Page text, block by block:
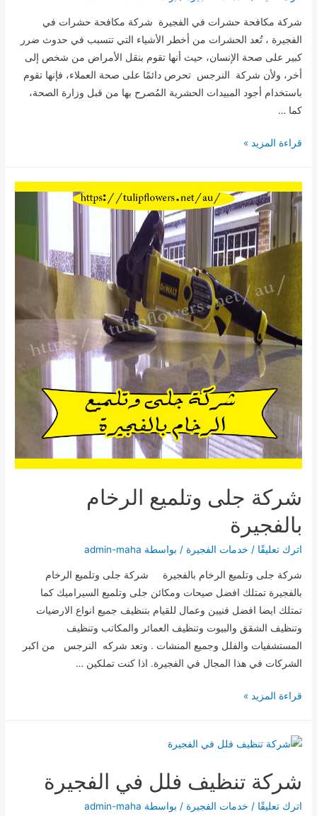
شركة مكافحة حشرات في الفجيرة شركة مكافحة حشرات في
الفجيرة ، تُعد الحشرات من أخطر الأشياء التي تتسبب في حدوث ضرر
كبير على صحة الإنسان، حيث أنها تقوم بنقل الأمراض من شخص إلى
أخر، ولأن شركة النرجس تحرص دائمًا على صحة العملاء، فإنها تقوم
باستخدام أجود المبيدات الحشرية المُصرح بها من قبل وزارة الصحة،
كما …
شركة
في
الفجيرة
قراءة المزيد »
شركة جلى وتلميع الرخام
بالفجيرة
اترك تعليقًا / خدمات الفجيرة / بواسطة admin-maha
شركة جلى وتلميع الرخام بالفجيرة شركة جلى وتلميع الرخام
بالفجيرة تمتلك افضل صيحات ومكائن جلى وتلميع السيراميك كما
تمتلك ايضا افضل فنيين وعمال للقيام بتنظيف جميع انواع الارضيات
وتنظيف الشقق والبيوت وتنظيف العمائر والمكاتب وتنظيف
المستشفيات والفلل وجميع المنشات . وتعد شركه النرجس من اكبر
الشركات في هذا المجال في الفجيرة. اذا كنت تملكين …
شركة
الرخام
قراءة المزيد »
شركة تنظيف فلل في الفجيرة
اترك تعليقًا / خدمات الفجيرة / بواسطة admin-maha